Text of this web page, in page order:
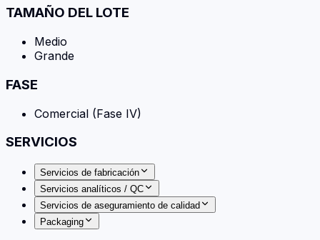
TAMAÑO DEL LOTE
Medio
Grande
FASE
Comercial (Fase IV)
SERVICIOS
Servicios de fabricación
Servicios analíticos / QC
Servicios de aseguramiento de calidad
Packaging